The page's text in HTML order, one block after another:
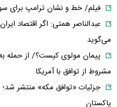
فیلم/ خط و نشان ترامپ برای
عبدالناصر همتی: اگر اقتصاد
می‌گوید
پیمان مولوی کیست؟/ از حمله
مشروط از توافق با آمریکا
جزئیات «توافق مکه» منتشر شد؛
پاکستان